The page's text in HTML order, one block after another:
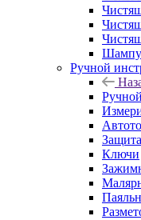
Ручной
Ключи